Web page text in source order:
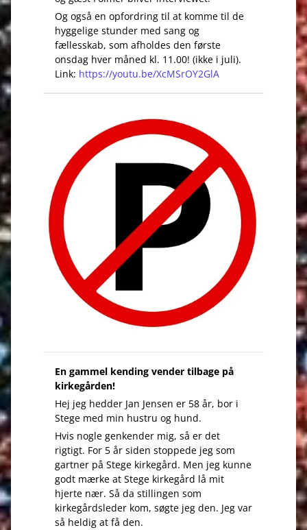
Og også en opfordring til at komme til de
hyggelige stunder med sang og
fællesskab, som afholdes den første
onsdag hver måned kl. 11.00! (ikke i juli).
Link: https://youtu.be/XcMSrOY2GlA
En gammel kending vender tilbage på
kirkegården!
Hej jeg hedder Jan Jensen er 58 år, bor i
Stege med min hustru og hund.
Hvis nogle genkender mig, så er det
rigtigt. For 5 år siden stoppede jeg som
gartner på Stege kirkegård. Men jeg kunne
godt mærke at Stege kirkegård lå mit
hjerte nær. Så da stillingen som
kirkegårdsleder kom, søgte jeg den. Jeg var
så heldig at få den.